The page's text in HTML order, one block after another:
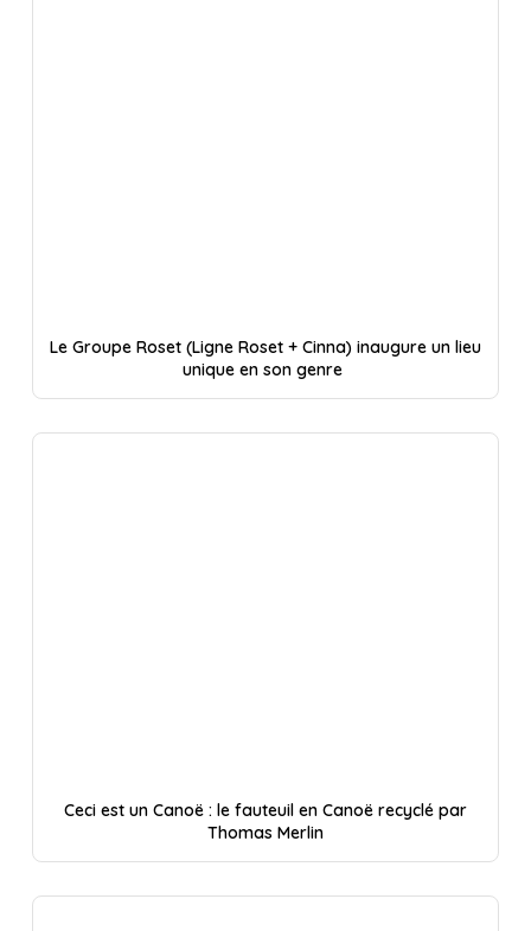
Le Groupe Roset (Ligne Roset + Cinna) inaugure un lieu
unique en son genre
Ceci est un Canoë : le fauteuil en Canoë recyclé par
Thomas Merlin